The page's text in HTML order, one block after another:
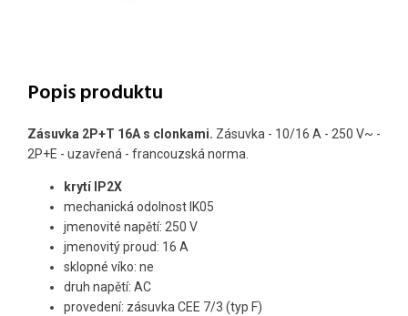
Popis produktu
Zásuvka 2P+T 16A s clonkami. Zásuvka - 10/16 A - 250 V~ -
2P+E - uzavřená - francouzská norma.
krytí IP2X
mechanická odolnost IK05
jmenovité napětí: 250 V
jmenovitý proud: 16 A
sklopné víko: ne
druh napětí: AC
provedení: zásuvka CEE 7/3 (typ F)